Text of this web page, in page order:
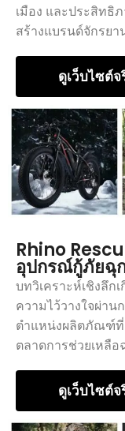
เมือง และประสิทธิ
สร้างแบรนด์จักรยา
ดูเว็บไซต์จ
Rhino
อุปกรณ์กู้ภัยฉุ
บทวิเคราะห์เชิงลึก
ความไว้วางใจผ่าน
ตำแหน่งผลิตภัณฑ์ที่
ตลาดการช่วยเหลือ
ดูเว็บไซต์จ